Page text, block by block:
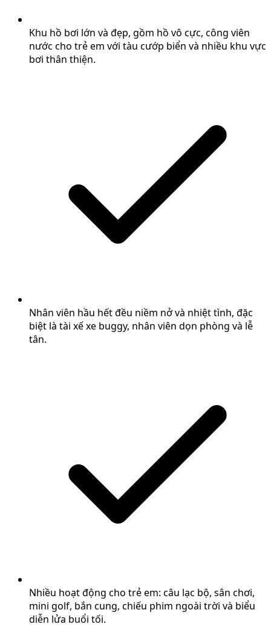
Khu hồ bơi lớn và đẹp, gồm hồ vô cực, công viên
nước cho trẻ em với tàu cướp biển và nhiều khu vực
bơi thân thiện.
Nhân viên hầu hết đều niềm nở và nhiệt tình, đặc
biệt là tài xế xe buggy, nhân viên dọn phòng và lễ
tân.
Nhiều hoạt động cho trẻ em: câu lạc bộ, sân chơi,
mini golf, bắn cung, chiếu phim ngoài trời và biểu
diễn lửa buổi tối.